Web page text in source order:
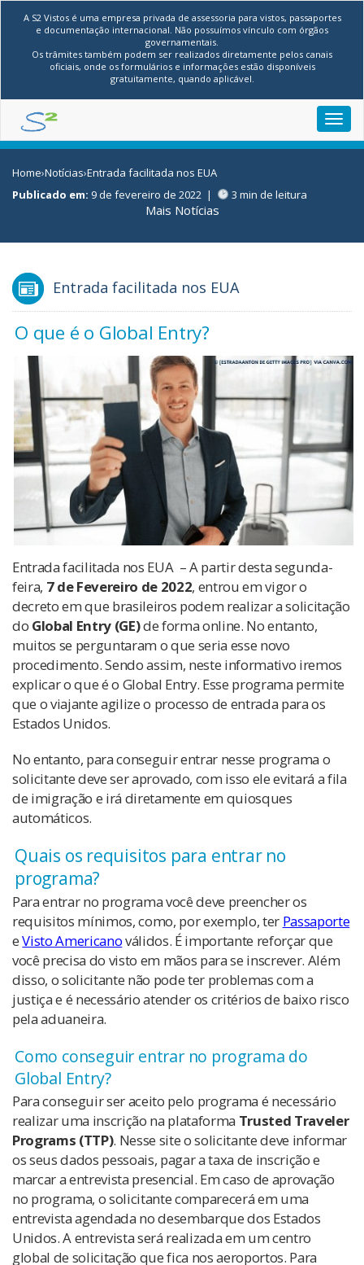
A S2 Vistos é uma empresa privada de assessoria para vistos, passaportes
e documentação internacional. Não possuímos vínculo com órgãos
governamentais.
Os trâmites também podem ser realizados diretamente pelos canais
oficiais, onde os formulários e informações estão disponíveis
gratuitamente, quando aplicável.
Home›Notícias›Entrada facilitada nos EUA
Publicado em: 9 de fevereiro de 2022 | 3 min de leitura
Mais Notícias
Entrada facilitada nos EUA
O que é o Global Entry?
Entrada facilitada nos EUA – A partir desta segunda-
feira, 7 de Fevereiro de 2022, entrou em vigor o
decreto em que brasileiros podem realizar a solicitação
do Global Entry (GE)de forma online. No entanto,
muitos se perguntaram o que seria esse novo
procedimento. Sendo assim, neste informativo iremos
explicar o que é o Global Entry. Esse programa permite
que o viajante agilize o processo de entrada para os
Estados Unidos.
No entanto, para conseguir entrar nesse programa o
solicitante deve ser aprovado, com isso ele evitará a fila
de imigração e irá diretamente em quiosques
automáticos.
Quais os requisitos para entrar no
programa?
Para entrar no programa você deve preencher os
requisitos mínimos, como, por exemplo, ter Passaporte
eVisto Americanoválidos. É importante reforçar que
você precisa do visto em mãos para se inscrever. Além
disso, o solicitante não pode ter problemas com a
justiça e é necessário atender os critérios de baixo risco
pela aduaneira.
Como conseguir entrar no programa do
Global Entry?
Para conseguir ser aceito pelo programa é necessário
realizar uma inscrição na plataforma Trusted Traveler
Programs (TTP). Nesse site o solicitante deve informar
os seus dados pessoais, pagar a taxa de inscrição e
marcar a entrevista presencial. Em caso de aprovação
no programa, o solicitante comparecerá em uma
entrevista agendada no desembarque dos Estados
Unidos. A entrevista será realizada em um centro
global de solicitação que fica nos aeroportos. Para